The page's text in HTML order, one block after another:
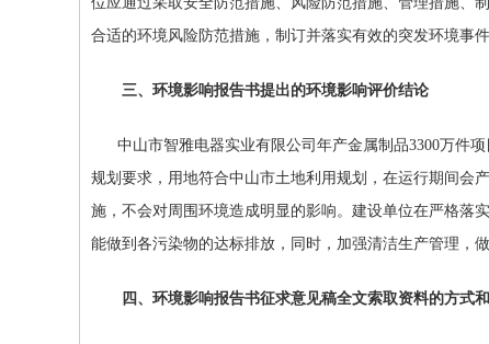
合适的环境风险防范措施，制订并落实有效的突发环境事
三、环境影响报告书提出的环境影响评价结论
中山市智雅电器实业有限公司年产金属制品3300万件项
规划要求，用地符合中山市土地利用规划，在运行期间会
施，不会对周围环境造成明显的影响。建设单位在严格落
能做到各污染物的达标排放，同时，加强清洁生产管理，
四、环境影响报告书征求意见稿全文索取资料的方式